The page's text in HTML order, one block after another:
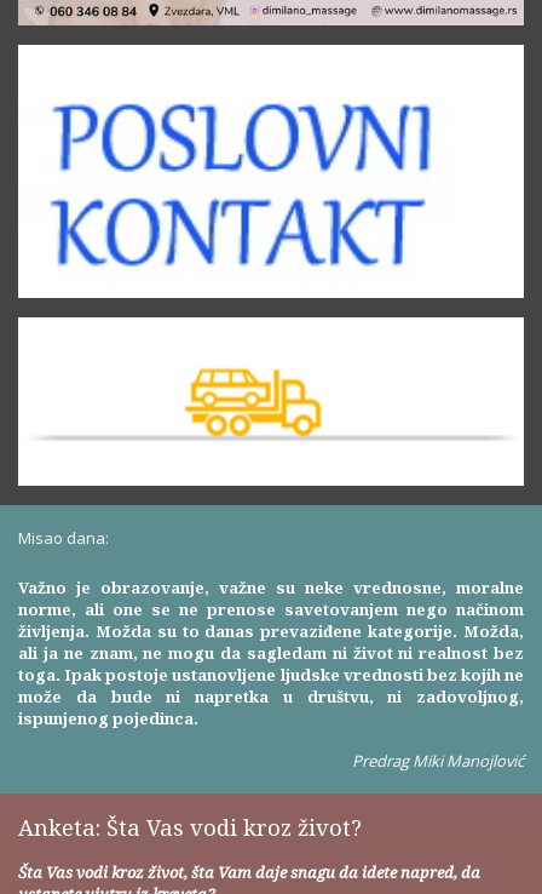
Misao dana:
Važno je obrazovanje, važne su neke vrednosne, moralne
norme, ali one se ne prenose savetovanjem nego načinom
življenja. Možda su to danas prevaziđene kategorije. Možda,
ali ja ne znam, ne mogu da sagledam ni život ni realnost bez
toga. Ipak postoje ustanovljene ljudske vrednosti bez kojih ne
može da bude ni napretka u društvu, ni zadovoljnog,
ispunjenog pojedinca.
Predrag Miki Manojlović
Anketa: Šta Vas vodi kroz život?
Šta Vas vodi kroz život, šta Vam daje snagu da idete napred, da